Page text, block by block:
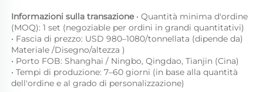
Informazioni sulla transazione • Quantità minima d'ordine
(MOQ): 1 set (negoziable per ordini in grandi quantitativi)
Materiale /Disegno/altezza )
• Porto FOB: Shanghai / Ningbo, Qingdao, Tianjin (Cina)
• Tempi di produzione: 7–60 giorni (in base alla quantità
dell'ordine e al grado di personalizzazione)